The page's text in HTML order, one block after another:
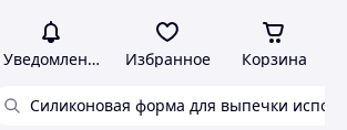
Уведомления Избранное Корзина
Силиконовая форма для выпечки